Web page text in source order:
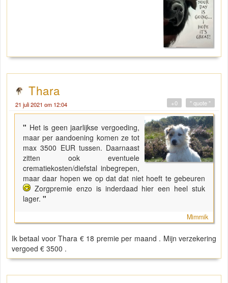
Thara
21 juli 2021 om 12:04 " quote "
+0
" Het is geen jaarlijkse vergoeding,
maar per aandoening komen ze tot
max 3500 EUR tussen. Daarnaast
zitten ook eventuele
crematiekosten/diefstal inbegrepen,
maar daar hopen we op dat dat niet hoeft te gebeuren
Zorgpremie enzo is inderdaad hier een heel stuk
lager. "
Mimmik
Ik betaal voor Thara € 18 premie per maand . Mijn verzekering
vergoed € 3500 .